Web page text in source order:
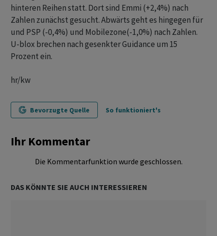
hinteren Reihen statt. Dort sind Emmi (+2,4%) nach
Zahlen zunächst gesucht. Abwärts geht es hingegen für
und PSP (-0,4%) und Mobilezone(-1,0%) nach Zahlen.
U-blox brechen nach gesenkter Guidance um 15
Prozent ein.
hr/kw
Bevorzugte Quelle So funktioniert's
Ihr Kommentar
Die Kommentarfunktion wurde geschlossen.
DAS KÖNNTE SIE AUCH INTERESSIEREN